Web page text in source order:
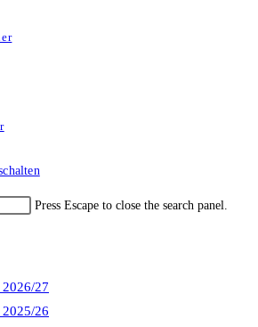
Press Escape to close the search panel.
2026/27
2025/26